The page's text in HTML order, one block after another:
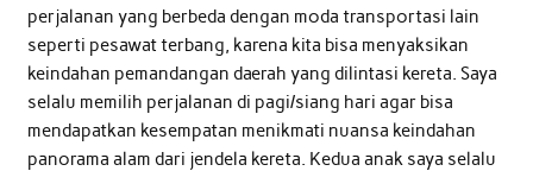
perjalanan yang berbeda dengan moda transportasi lain
seperti pesawat terbang, karena kita bisa menyaksikan
keindahan pemandangan daerah yang dilintasi kereta. Saya
selalu memilih perjalanan di pagi/siang hari agar bisa
mendapatkan kesempatan menikmati nuansa keindahan
panorama alam dari jendela kereta. Kedua anak saya selalu